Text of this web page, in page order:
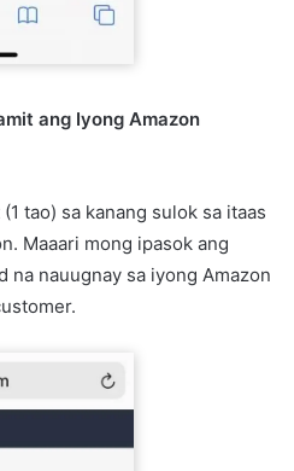
ang Iyong Amazon
tao) sa kanang sulok sa itaas
Maaari mong ipasok ang
nauugnay sa iyong Amazon